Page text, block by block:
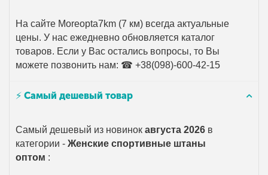
На сайте Moreopta7km (7 км) всегда актуальные
цены. У нас ежедневно обновляется каталог
товаров. Если у Вас остались вопросы, то Вы
можете позвонить нам: ☎ +38(098)-600-42-15
⚡ Самый дешевый товар
Самый дешевый из новинокавгуста 2026 в
категории -Женские спортивные штаны
оптом :